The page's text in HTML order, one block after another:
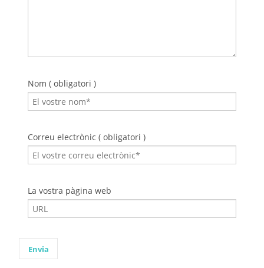
Nom ( obligatori )
Correu electrònic ( obligatori )
La vostra pàgina web